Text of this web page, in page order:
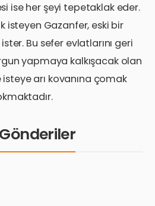
ise her şeyi tepetaklak eder.
isteyen Gazanfer, eski bir
Bu sefer evlatlarını geri
yapmaya kalkışacak olan
arı kovanına çomak